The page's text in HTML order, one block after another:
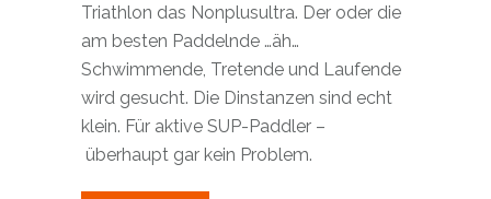
Triathlon das Nonplusultra. Der oder die
am besten Paddelnde …äh…
Schwimmende, Tretende und Laufende
wird gesucht. Die Dinstanzen sind echt
klein. Für aktive SUP-Paddler –
überhaupt gar kein Problem.